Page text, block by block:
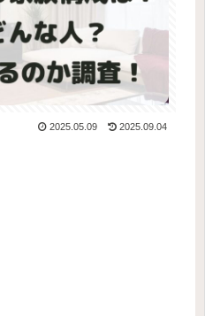
2025.05.09 2025.09.04